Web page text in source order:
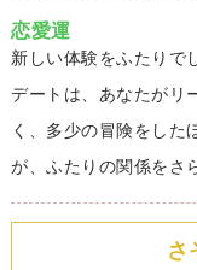
恋愛運
新しい体験をふたりで
デートは、あなたがリ
く、多少の冒険をした
が、ふたりの関係をさ
さ